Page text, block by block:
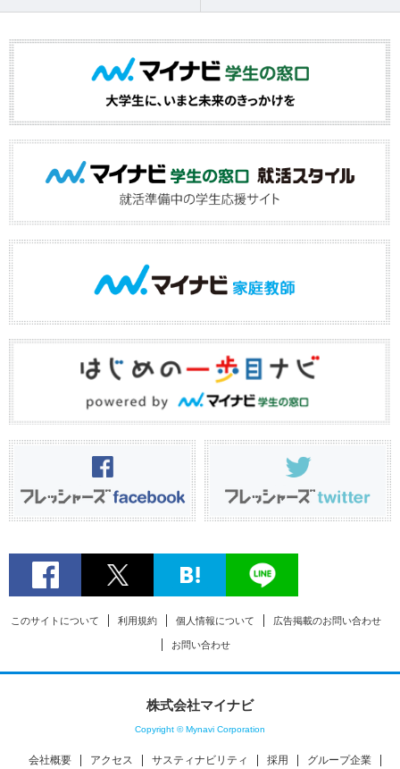
このサイトについて 利用規約 個人情報について 広告掲載のお問い合わせ
お問い合わせ
株式会社マイナビ
Copyright © Mynavi Corporation
会社概要 アクセス サスティナビリティ 採用 グループ企業